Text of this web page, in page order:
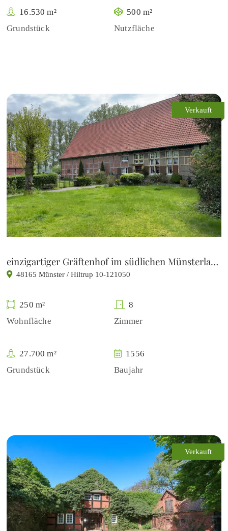
16.530 m²
Grundstück
500 m²
Nutzfläche
Verkauft
einzigartiger Gräftenhof im südlichen Münsterland
48165 Münster / Hiltrup 10-121050
250 m²
Wohnfläche
8
Zimmer
27.700 m²
Grundstück
1556
Baujahr
Verkauft